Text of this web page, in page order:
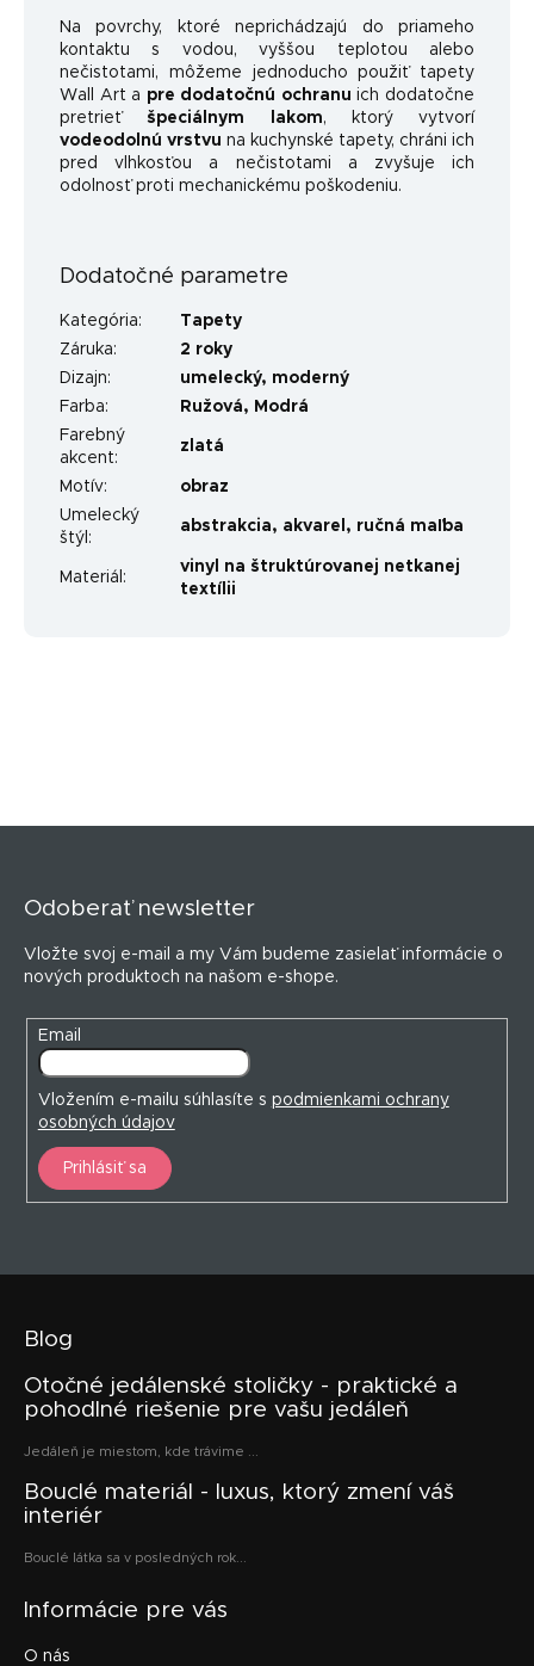
Na povrchy, ktoré neprichádzajú do priameho
kontaktu s vodou, vyššou teplotou alebo
nečistotami, môžeme jednoducho použiť tapety
Wall Art a pre dodatočnú ochranu ich dodatočne
pretrieťšpeciálnym lakom, ktorý vytvorí
vodeodolnú vrstvu na kuchynské tapety, chráni ich
pred vlhkosťou a nečistotami a zvyšuje ich
odolnosť proti mechanickému poškodeniu.
Dodatočné parametre
Kategória:
Tapety
Záruka:
2 roky
Dizajn: umelecký, moderný
Farba: Ružová, Modrá
Farebný
akcent:
zlatá
Motív:
obraz
Umelecký
štýl :
abstrakcia, akvarel , ručná maľba
Materiál :
vinyl na štruktúrovanej netkanej
textílii
Odoberať newsletter
Vložte svoj e-mail a my Vám budeme zasielať informácie o
nových produktoch na našom e-shope.
Email
Vložením e-mailu súhlasíte s podmienkami ochrany
osobných údajov
Prihlásiť sa
Blog
Otočné jedálenské stoličky - praktické a
pohodlné riešenie pre vašu jedáleň
Jedáleň je miestom, kde trávime ...
Bouclé materiál - luxus, ktorý zmení váš
interiér
Bouclé látka sa v posledných rok...
Informácie pre vás
O nás